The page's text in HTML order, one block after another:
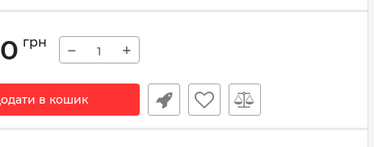
грн − +
в кошик